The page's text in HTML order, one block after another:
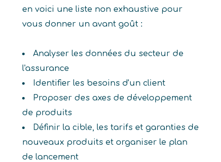
en voici une liste non exhaustive pour
vous donner un avant goût :
Analyser les données du secteur de
l'assurance
Identifier les besoins d'un client
Proposer des axes de développement
de produits
Définir la cible, les tarifs et garanties de
nouveaux produits et organiser le plan
de lancement